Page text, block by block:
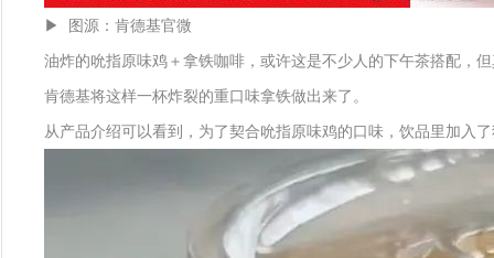
▶ 图源：肯德基官微
油炸的吮指原味鸡＋拿铁咖啡，或许这是不少人的下午茶搭配，
肯德基将这样一杯炸裂的重口味拿铁做出来了。
从产品介绍可以看到，为了契合吮指原味鸡的口味，饮品里加入